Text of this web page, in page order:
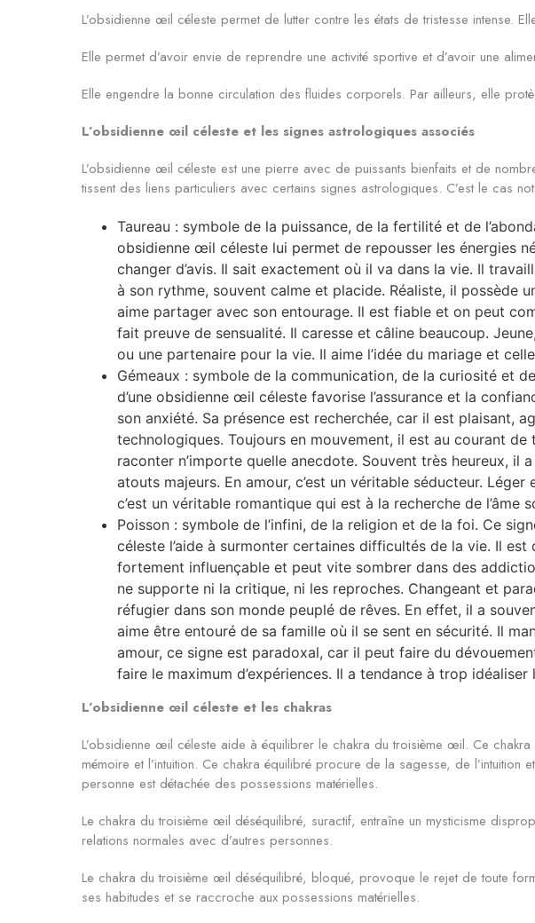
L’obsidienne œil céleste permet de lutter contre les états de tristesse intense.
Elle permet d’avoir envie de reprendre une activité sportive et d’avoir une
Elle engendre la bonne circulation des fluides corporels. Par ailleurs, elle
L’obsidienne œil céleste et les signes astrologiques associés
L’obsidienne œil céleste est une pierre avec de puissants bienfaits et de
tissent des liens particuliers avec certains signes astrologiques. C’est le cas
Taureau : symbole de la puissance, de la fertilité et de
obsidienne œil céleste lui permet de repousser les énergies
changer d’avis. Il sait exactement où il va dans la vie. Il
à son rythme, souvent calme et placide. Réaliste, il possède
aime partager avec son entourage. Il est fiable et on peut
fait preuve de sensualité. Il caresse et câline beaucoup.
ou une partenaire pour la vie. Il aime l’idée du mariage et
Gémeaux : symbole de la communication, de la curiosité et
d’une obsidienne œil céleste favorise l’assurance et la
son anxiété. Sa présence est recherchée, car il est plaisant,
technologiques. Toujours en mouvement, il est au courant
raconter n’importe quelle anecdote. Souvent très heureux, il
atouts majeurs. En amour, c’est un véritable séducteur.
c’est un véritable romantique qui est à la recherche de l’âme
Poisson : symbole de l’infini, de la religion et de la foi. Ce
céleste l’aide à surmonter certaines difficultés de la vie. Il
fortement influençable et peut vite sombrer dans des
ne supporte ni la critique, ni les reproches. Changeant et
réfugier dans son monde peuplé de rêves. En effet, il a
aime être entouré de sa famille où il se sent en sécurité. Il
amour, ce signe est paradoxal, car il peut faire du
faire le maximum d’expériences. Il a tendance à trop idéaliser
L’obsidienne œil céleste et les chakras
L’obsidienne œil céleste aide à équilibrer le chakra du troisième œil. Ce
mémoire et l’intuition. Ce chakra équilibré procure de la sagesse, de
personne est détachée des possessions matérielles.
Le chakra du troisième œil déséquilibré, suractif, entraîne un mysticisme
relations normales avec d’autres personnes.
Le chakra du troisième œil déséquilibré, bloqué, provoque le rejet de toute
ses habitudes et se raccroche aux possessions matérielles.